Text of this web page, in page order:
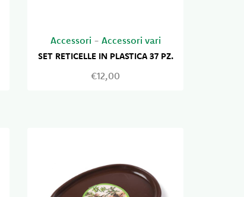
Accessori- Accessori vari
SET RETICELLE IN PLASTICA 37 PZ.
€12,00